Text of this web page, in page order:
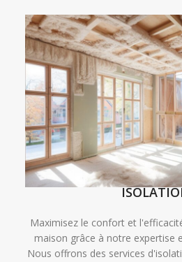
Maximisez le confort et
maison grâce à notre expertise
Nous offrons des services